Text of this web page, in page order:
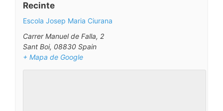
Recinte
Escola Josep Maria Ciurana
Carrer Manuel de Falla, 2
Sant Boi, 08830 Spain
+ Mapa de Google